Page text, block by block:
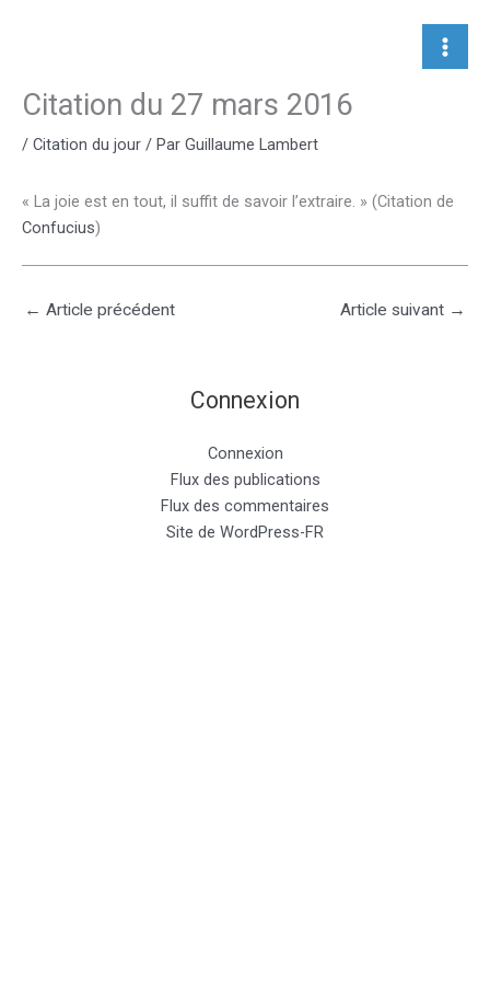
Citation du 27 mars 2016
/ Citation du jour / Par Guillaume Lambert
« La joie est en tout, il suffit de savoir l’extraire. » (Citation de
Confucius)
← Article précédent Article suivant →
Connexion
Connexion
Flux des publications
Flux des commentaires
Site de WordPress-FR